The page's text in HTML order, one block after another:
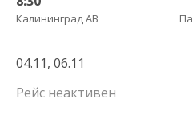
Калининград АВ
04.11, 06.11
Рейс неактивен